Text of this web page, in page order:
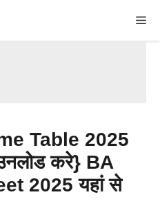
Table 2025
करे} BA
2025 यहां से